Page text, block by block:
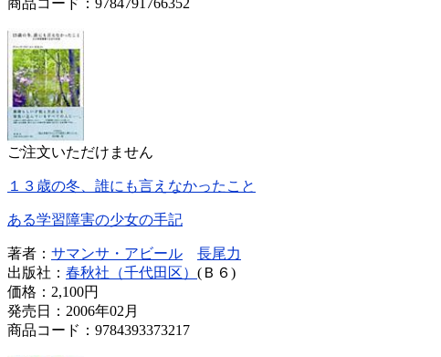
ご注文いただけません
１３歳の冬、誰にも言えなかったこと
ある学習障害の少女の手記
著者： サマンサ・アビール
長尾力
出版社： 春秋社（千代田区） (Ｂ６)
価格： 2,100円
発売日：2006年02月
商品コード：9784393373217